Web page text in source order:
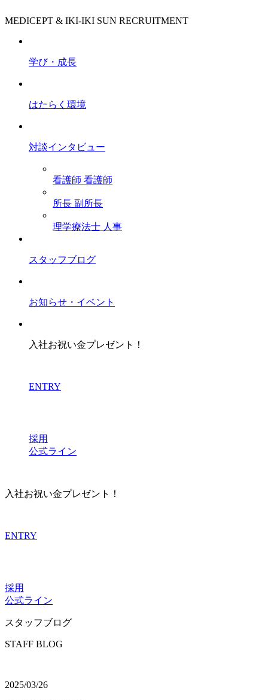
MEDICEPT & IKI-IKI SUN RECRUITMENT
学び・成長
はたらく環境
対談インタビュー
看護師 看護師
所長 副所長
理学療法士 人事
スタッフブログ
お知らせ・イベント
入社お祝い金プレゼント！
ENTRY
採用
公式ライン
入社お祝い金プレゼント！
ENTRY
採用
公式ライン
スタッフブログ
STAFF BLOG
2025/03/26